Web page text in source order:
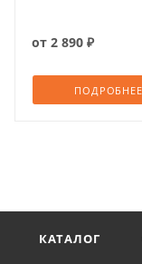
от 2 890 ₽
ПОДРОБНЕЕ
КАТАЛОГ